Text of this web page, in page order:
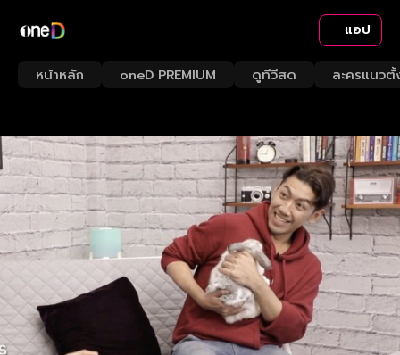
แอป
หน้าหลัก oneD PREMIUM ดูทีวีสด ละครแนวตั้